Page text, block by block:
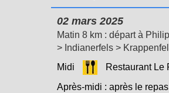
02 mars 2025
Matin 8 km : départ à
> Indianerfels >
Midi
Restaurant Le
Après-midi : après le